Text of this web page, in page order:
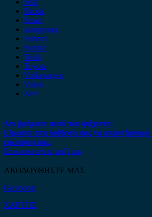
Skoda
Smart
ssangyong
Subaru
Suzuki
Tesla
Toyota
Volkswagen
Volvo
Xev
Δεν βρήκατε αυτό που ψάχνετε;
Είμαστε στη διάθεση σας να
ερώτηση σας.
Επικοινωνήστε μαζί μας
ΑΚΟΛΟΥΘΗΣΤΕ ΜΑΣ
Facebook
ΧΑΡΤΗΣ